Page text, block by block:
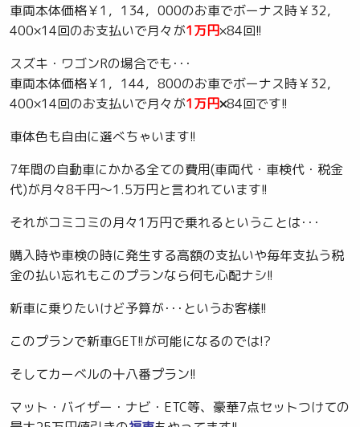
車両本体価格￥1，134，000のお車でボーナス時￥32，
400×14回のお支払いで月々が1万円×84回!!
スズキ・ワゴンRの場合でも･･･
車両本体価格￥1，144，800のお車でボーナス時￥32，
400×14回のお支払いで月々が1万円×84回です!!
車体色も自由に選べちゃいます!!
7年間の自動車にかかる全ての費用(車両代・車検代・税金
代)が月々8千円～1.5万円と言われています!!
それがコミコミの月々1万円で乗れるということは･･･
購入時や車検の時に発生する高額の支払いや毎年支払う税
金の払い忘れもこのプランなら何も心配ナシ!!
新車に乗りたいけど予算が･･･というお客様!!
このプランで新車GET!!が可能になるのでは!?
そしてカーベルの十八番プラン!!
マット・バイザー・ナビ・ETC等、豪華7点セットつけての